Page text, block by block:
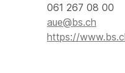
061 267 08 00
aue@bs.ch
https://